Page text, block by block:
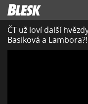
ČT už loví další
Basiková a Lambora?!